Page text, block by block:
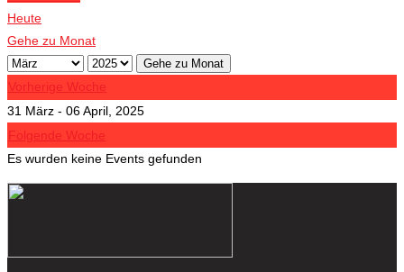
Heute
Gehe zu Monat
Gehe zu Monat
Vorherige Woche
31 März - 06 April, 2025
Folgende Woche
Es wurden keine Events gefunden